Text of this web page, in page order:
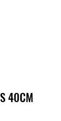
40CM